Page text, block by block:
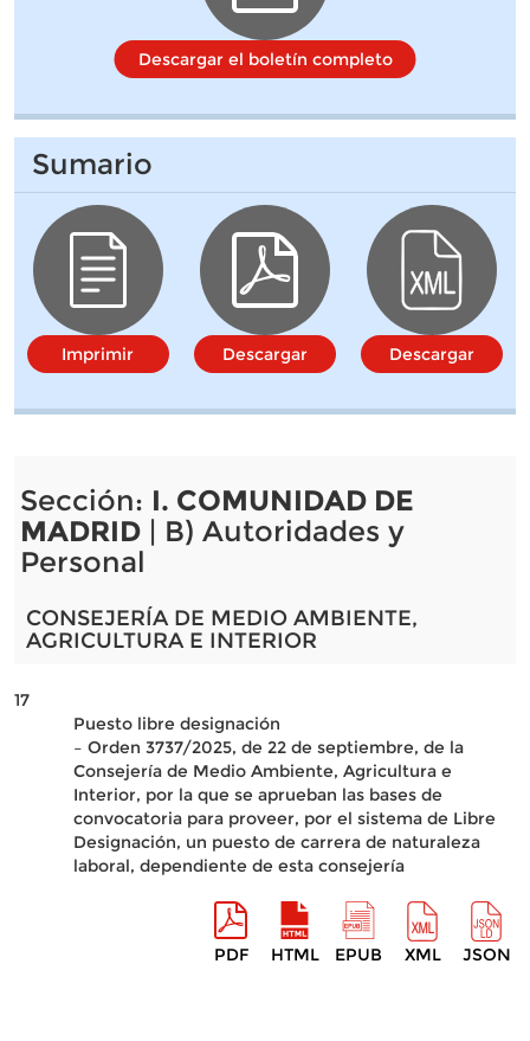
Descargar el boletín completo
Sumario
Imprimir Descargar Descargar
Sección: I. COMUNIDAD DE
MADRID| B) Autoridades y
Personal
CONSEJERÍA DE MEDIO AMBIENTE,
AGRICULTURA E INTERIOR
17
Puesto libre designación
– Orden 3737/2025, de 22 de septiembre, de la
Consejería de Medio Ambiente, Agricultura e
Interior, por la que se aprueban las bases de
convocatoria para proveer, por el sistema de Libre
Designación, un puesto de carrera de naturaleza
laboral, dependiente de esta consejería
PDF HTML EPUB XML JSON